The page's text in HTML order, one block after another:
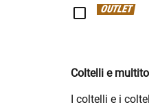
OUTLET
Coltelli e
I coltelli e i